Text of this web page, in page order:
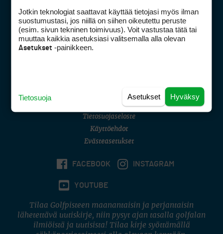
Golfpisteen yhteystiedot
DSA avoimuusraportti
Asiakaspalvelu
(digi) digi@otavamedia.fi
Tietosuojaseloste
Käyttöehdot
Evästeasetukset
FACEBOOK INSTAGRAM
YOUTUBE
Tilaa Golfpisteen maanantaisin ja perjantaisin
lähetettävä uutiskirje, niin pysyt ajan tasalla golfalan
ilmiöistä ja uutisista! Tilaa kirje syöttämällä
Jotkin teknologiat saattavat käyttää tietojasi myös ilman
suostumustasi, jos niillä on siihen oikeutettu peruste
(esim. sivun tekninen toimivuus). Voit vastustaa tätä tai
muuttaa kaikkia asetuksiasi valitsemalla alla olevan
Asetukset -painikkeen.
Hyväksy
Asetukset
Tietosuoja